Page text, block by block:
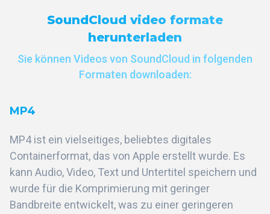
SoundCloud video formate
herunterladen
Sie können Videos von SoundCloud in folgenden
Formaten downloaden:
MP4
MP4 ist ein vielseitiges, beliebtes digitales
Containerformat, das von Apple erstellt wurde. Es
kann Audio, Video, Text und Untertitel speichern und
wurde für die Komprimierung mit geringer
Bandbreite entwickelt, was zu einer geringeren